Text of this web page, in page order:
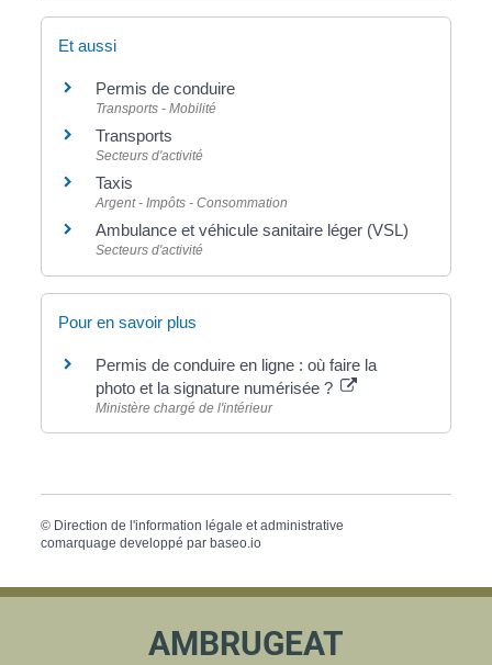
Et aussi
Permis de conduire
Transports - Mobilité
Transports
Secteurs d'activité
Taxis
Argent - Impôts - Consommation
Ambulance et véhicule sanitaire léger (VSL)
Secteurs d'activité
Pour en savoir plus
Permis de conduire en ligne : où faire la
photo et la signature numérisée ?
Ministère chargé de l'intérieur
© Direction de l'information légale et administrative
comarquage developpé parbaseo.io
AMBRUGEAT